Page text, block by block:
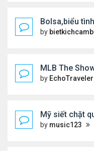
Bolsa,biểu
by
MLB The
by EchoTraveler
Mỹ siết chặt
by music123